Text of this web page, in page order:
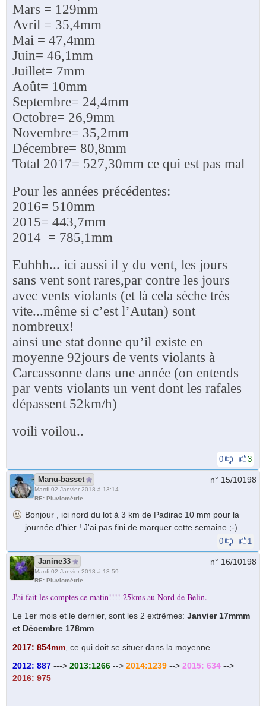
Mars = 129mm
Avril = 35,4mm
Mai = 47,4mm
Juin= 46,1mm
Juillet= 7mm
Août= 10mm
Septembre= 24,4mm
Octobre= 26,9mm
Novembre= 35,2mm
Décembre= 80,8mm
Total 2017= 527,30mm ce qui est pas mal
Pour les années précédentes:
2016= 510mm
2015= 443,7mm
2014 = 785,1mm
Euhhh... ici aussi il y du vent, les jours
sans vent sont rares,par contre les jours
avec vents violants (et là cela sèche très
vite...même si c’est l’Autan) sont
nombreux!
ainsi une stat donne qu’il existe en
moyenne 92jours de vents violants à
Carcassonne dans une année (on entends
par vents violants un vent dont les rafales
dépassent 52km/h)
voili voilou..
0 3
Manu-basset
Mardi 02 Janvier 2018 à 13:14
RE: Pluviométrie ..
n° 15/10198
Bonjour , ici nord du lot à 3 km de Padirac 10 mm pour la
journée d'hier ! J'ai pas fini de marquer cette semaine ;-)
0 1
Janine33
Mardi 02 Janvier 2018 à 13:59
RE: Pluviométrie ..
n° 16/10198
J'ai fait les comptes ce matin!!!! 25kms au Nord de Belin.
Le 1er mois et le dernier, sont les 2 extrêmes: Janvier 17mmm
et Décembre 178mm
2017: 854mm , ce qui doit se situer dans la moyenne.
2012: 887 ---> 2013:1266 --> 2014:1239 --> 2015: 634 -->
2016: 975